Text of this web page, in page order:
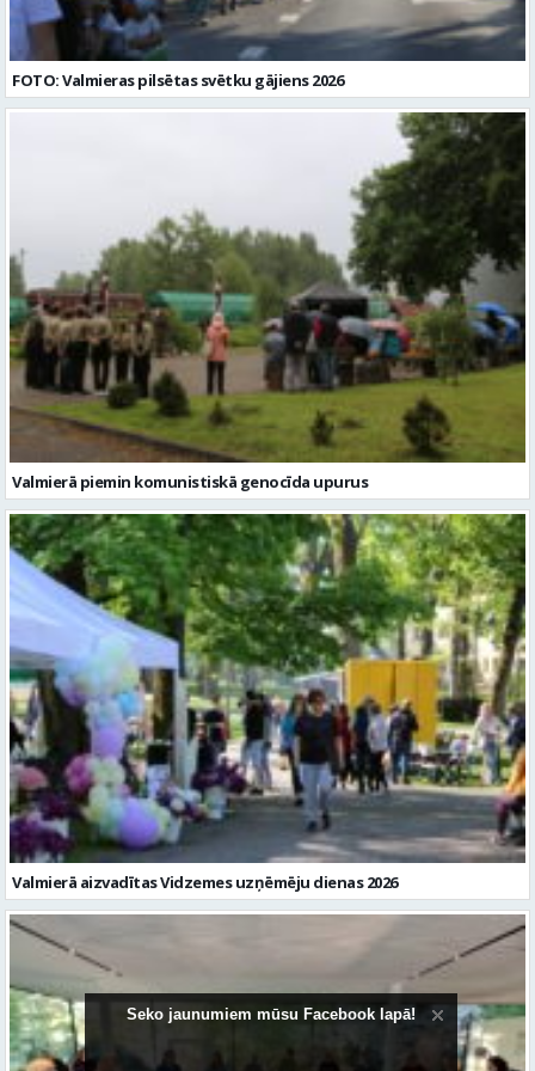
FOTO: Valmieras pilsētas svētku gājiens 2026
Valmierā piemin komunistiskā genocīda upurus
Valmierā aizvadītas Vidzemes uzņēmēju dienas 2026
Seko jaunumiem mūsu Facebook lapā!